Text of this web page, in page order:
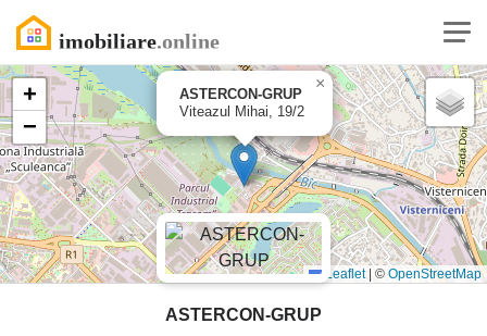
ASTERCON-GRUP
Viteazul Mihai, 19/2
×
+
−
Leaflet © OpenStreetMap
ASTERCON-GRUP